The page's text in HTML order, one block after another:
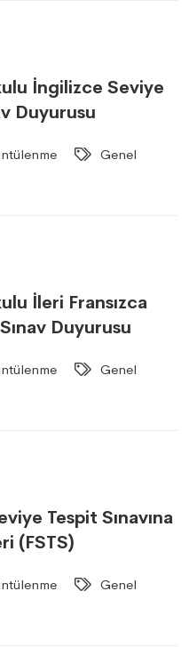
İngilizce Seviye
Duyurusu
Genel
İleri Fransızca
Duyurusu
Genel
Tespit Sınavına
(FSTS)
Genel